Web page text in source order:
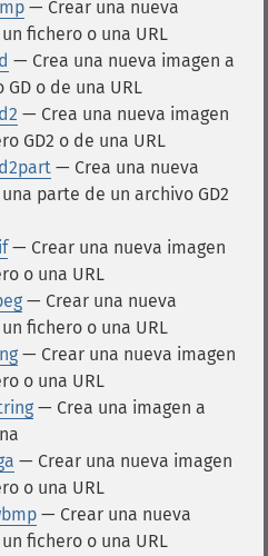
— Crear una nueva
fichero o una URL
— Crea una nueva imagen a
o de una URL
— Crea una nueva imagen
GD2 o de una URL
— Crea una nueva
parte de un archivo GD2
— Crear una nueva imagen
o una URL
— Crear una nueva
fichero o una URL
— Crear una nueva imagen
o una URL
— Crea una imagen a
— Crear una nueva imagen
o una URL
— Crear una nueva
fichero o una URL